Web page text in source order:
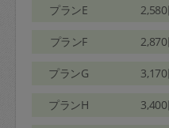
プランE
プランF
プランG
プランH